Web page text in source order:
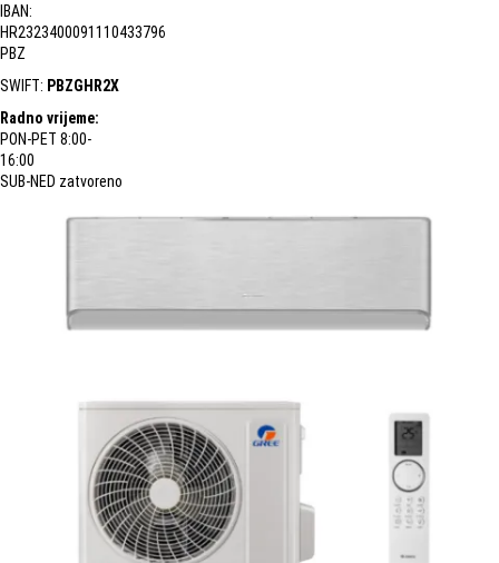
IBAN:
HR2323400091110433796
PBZ
SWIFT: PBZGHR2X
Radno vrijeme:
PON-PET 8:00-
16:00
SUB-NED zatvoreno